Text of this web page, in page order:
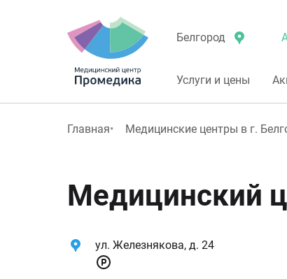
Белгород
Услуги и цены
Главная Медицинские центры в г.
Медицинский
ул. Железнякова, д. 24